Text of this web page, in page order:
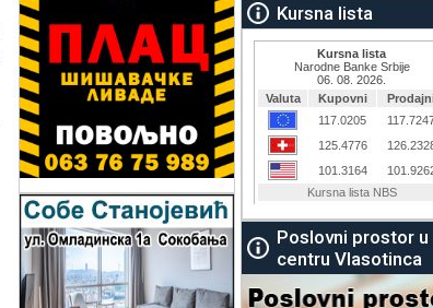
Kursna lista
Poslovni prostor u
centru Vlasotinca